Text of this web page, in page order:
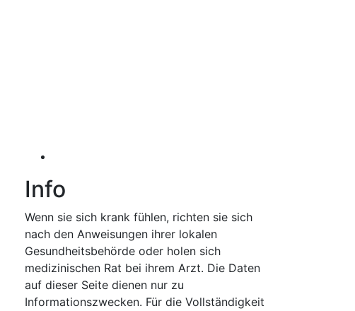
Info
Wenn sie sich krank fühlen, richten sie sich
nach den Anweisungen ihrer lokalen
Gesundheitsbehörde oder holen sich
medizinischen Rat bei ihrem Arzt. Die Daten
auf dieser Seite dienen nur zu
Informationszwecken. Für die Vollständigkeit